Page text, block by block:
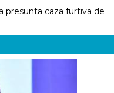
presunta caza furtiva de